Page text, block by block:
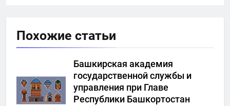
Похожие статьи
Башкирская академия
государственной службы и
управления при Главе
Республики Башкортостан